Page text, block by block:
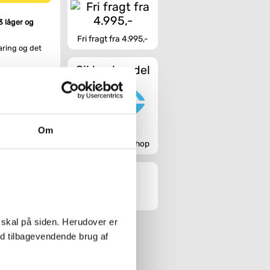
Om
på siden. Herudover er
tilbagevendende brug af
låger og
og det
nemt at
til
Fri fragt fra 4.995,-
Sikker handel
Godkendt webshop